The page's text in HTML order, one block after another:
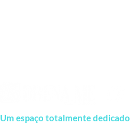
Um espaço totalmente dedicado